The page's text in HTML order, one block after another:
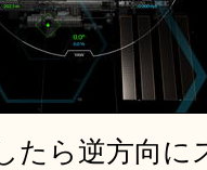
たら逆方向に